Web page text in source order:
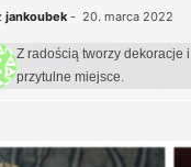
jankoubek- 20. marca 2022
Z radością tworzy dekoracje
przytulne miejsce.